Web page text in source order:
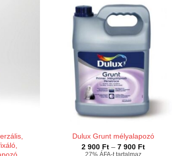
Dulux Grunt mélyalapozó
2 900 Ft – 7 900 FtÁrtartomány:
27% ÁFA-t tartalmaz